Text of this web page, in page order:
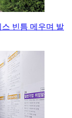
빈틈 메우며 발